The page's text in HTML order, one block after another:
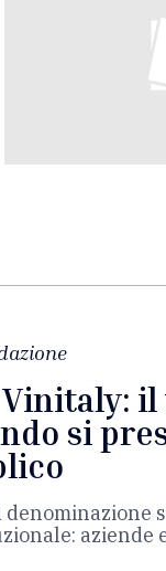
Vinitaly:
si
aziende